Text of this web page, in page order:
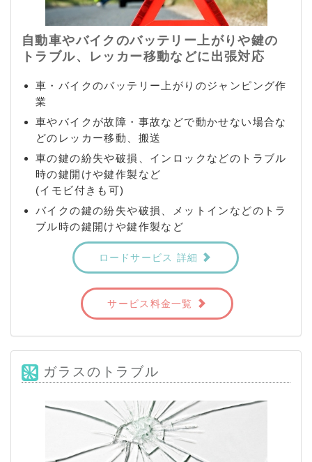
自動車やバイクのバッテリー上がりや鍵の
トラブル、レッカー移動などに出張対応
車・バイクのバッテリー上がりのジャンピング作
業
車やバイクが故障・事故などで動かせない場合な
どのレッカー移動、搬送
車の鍵の紛失や破損、インロックなどのトラブル
時の鍵開けや鍵作製など
(イモビ付きも可)
バイクの鍵の紛失や破損、メットインなどのトラ
ブル時の鍵開けや鍵作製など
ロードサービス 詳細
サービス料金一覧
ガラスのトラブル